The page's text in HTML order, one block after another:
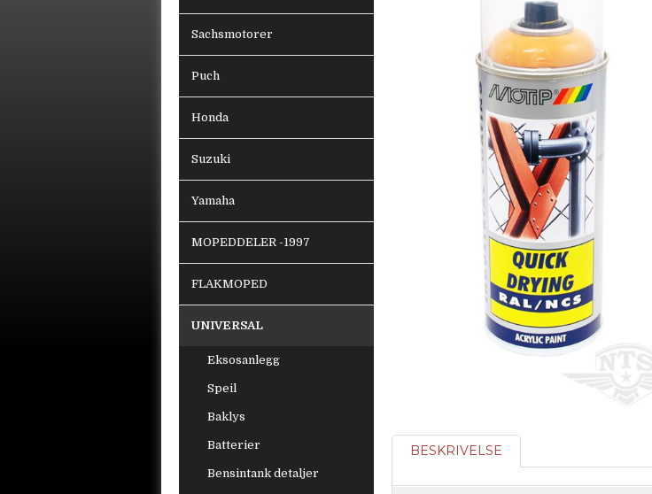
Sachsmotorer
Puch
Honda
Suzuki
Yamaha
MOPEDDELER -1997
FLAKMOPED
UNIVERSAL
Eksosanlegg
Speil
Baklys
Batterier
Bensintank detaljer
BESKRIVELSE